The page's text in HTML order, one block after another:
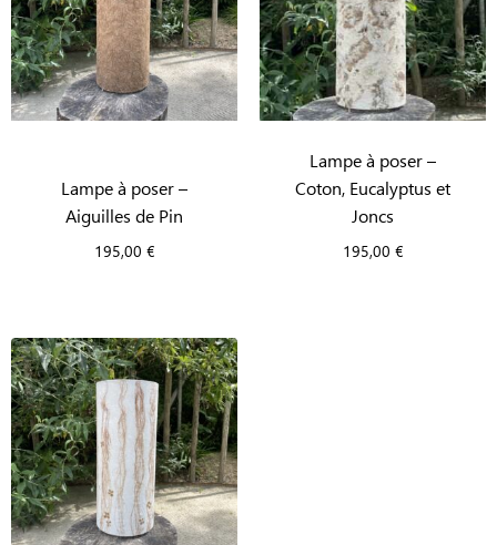
Lampe à poser –
Aiguilles de Pin
195,00 €
Lampe à poser –
Coton, Eucalyptus et
Joncs
195,00 €